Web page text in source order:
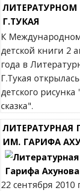
ЛИТЕРАТУРНОМ
Г.ТУКАЯ
К
детской книги 2
года в
Г.Тукая
детского
сказка".
ЛИТЕРАТУРНАЯ
ИМ. ГАРИФА
22 сентября